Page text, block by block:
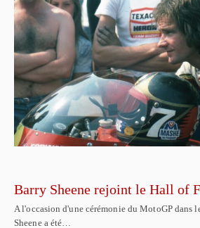
Barry Sheene rejoint le Hall of
A l'occasion d'une cérémonie du MotoGP dans
Sheene a été…